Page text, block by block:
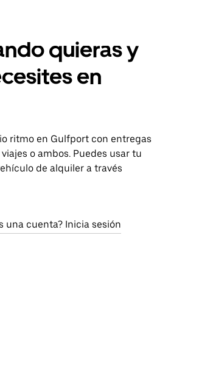
quieras y
en
ritmo en Gulfport con entregas
o ambos. Puedes usar tu
de alquiler a través
una cuenta? Inicia sesión